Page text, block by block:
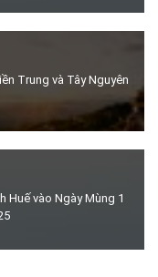
Trung và Tây Nguyên
Huế vào Ngày Mùng 1